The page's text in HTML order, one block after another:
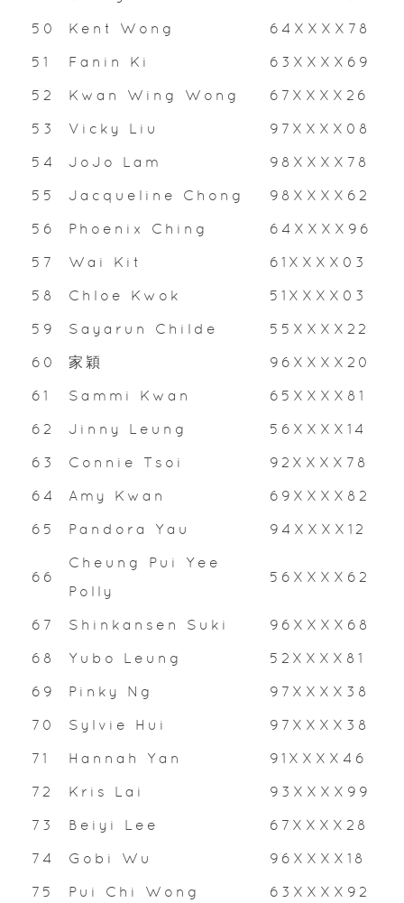
50 Kent Wong 64XXXX78
51 Fanin Ki 63XXXX69
52 Kwan Wing Wong 67XXXX26
53 Vicky Liu 97XXXX08
54 JoJo Lam 98XXXX78
55 Jacqueline Chong 98XXXX62
56 Phoenix Ching 64XXXX96
57 Wai Kit 61XXXX03
58 Chloe Kwok 51XXXX03
59 Sayarun Childe 55XXXX22
60 家穎 96XXXX20
61 Sammi Kwan 65XXXX81
62 Jinny Leung 56XXXX14
63 Connie Tsoi 92XXXX78
64 Amy Kwan 69XXXX82
65 Pandora Yau 94XXXX12
66
Cheung Pui Yee
Polly
56XXXX62
67 Shinkansen Suki 96XXXX68
68 Yubo Leung 52XXXX81
69 Pinky Ng 97XXXX38
70 Sylvie Hui 97XXXX38
71 Hannah Yan 91XXXX46
72 Kris Lai 93XXXX99
73 Beiyi Lee 67XXXX28
74 Gobi Wu 96XXXX18
75 Pui Chi Wong 63XXXX92